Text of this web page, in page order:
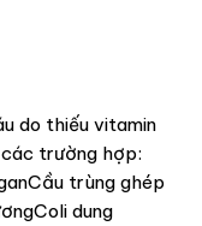
do thiếu vitamin
trường hợp:
trùng ghép
dung